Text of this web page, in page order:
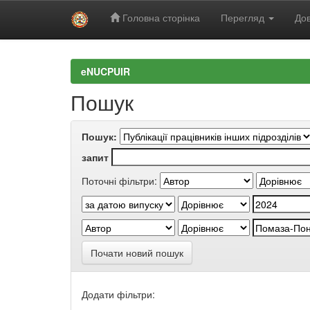
Головна сторінка Перегляд
eNUCPUIR
Пошук
Пошук:
запит
Поточні фільтри:
Почати новий пошук
Додати фільтри: